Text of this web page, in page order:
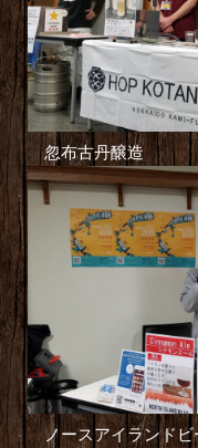
忽布古丹醸造
ノースアイランドビ